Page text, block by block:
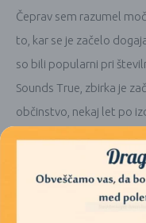
Čeprav sem razumel
to, kar se je začelo
so bili popularni pri
Sounds True, zbirka je
občinstvo, nekaj let po
redno začeli pojavljati
Ustvarjalni video
dosegali na milijone
milijonov), največje